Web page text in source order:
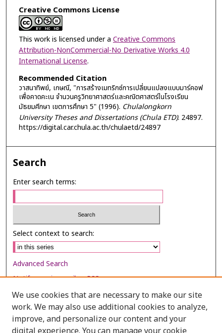
Creative Commons License
This work is licensed under a Creative Commons
Attribution-NonCommercial-No Derivative Works 4.0
International License.
Recommended Citation
วาสนาทิพย์, เกษณี, "การสร้างเมทริกซ์การเปลี่ยนแปลงแบบมาร์คอฟ
เพื่อคาดคะเน จำนวนครูวิทยาศาสตร์และคณิตศาสตร์ในโรงเรียน
มัธยมศีกษา เขตการศึกษา 5" (1996). Chulalongkorn
University Theses and Dissertations (Chula ETD). 24897.
https://digital.car.chula.ac.th/chulaetd/24897
Search
Enter search terms:
Select context to search:
Advanced Search
Notify me via email orRSS
Browse
Collections
We use cookies that are necessary to make our site
work. We may also use additional cookies to analyze,
improve, and personalize our content and your